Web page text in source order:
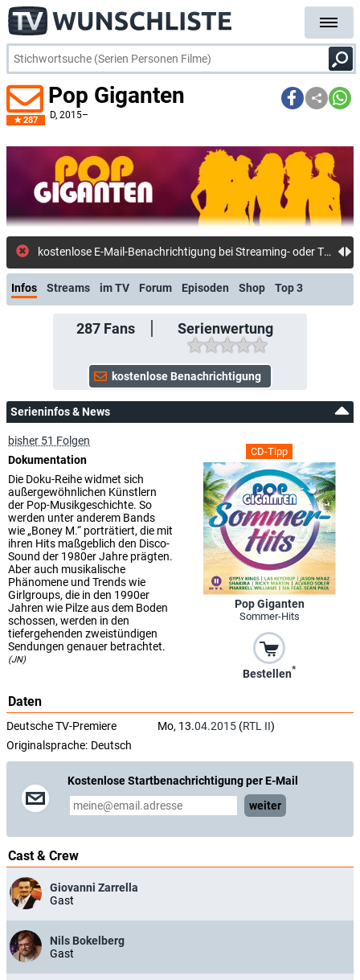
287
Pop Giganten
D, 2015–
kostenlose E-Mail-Benachrichtigung bei Streaming- oder TV-Start
Infos Streams im TV Forum Episoden Shop Top 3
287Fans Serienwertung
Serieninfos & News
CD-Tipp
Pop Giganten
Sommer-Hits
Bestellen*
bisher 51 Folgen
Dokumentation
Die Doku-Reihe widmet sich
außergewöhnlichen Künstlern
der Pop-Musikgeschichte. So
werden unter anderem Bands
wie „Boney M.“ porträtiert, die mit
ihren Hits maßgeblich den Disco-
Sound der 1980er Jahre prägten.
Aber auch musikalische
Phänomene und Trends wie
Girlgroups, die in den 1990er
Jahren wie Pilze aus dem Boden
schossen, werden in den
tiefergehenden zweistündigen
Sendungen genauer betrachtet.
(JN)
Daten
Deutsche TV-Premiere Mo, 13.04.2015 (RTL II)
Originalsprache: Deutsch
Kostenlose Startbenachrichtigung per E-Mail
weiter
Cast & Crew
Giovanni Zarrella
Gast
Nils Bokelberg
Gast